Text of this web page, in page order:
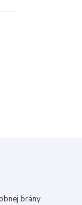
brány